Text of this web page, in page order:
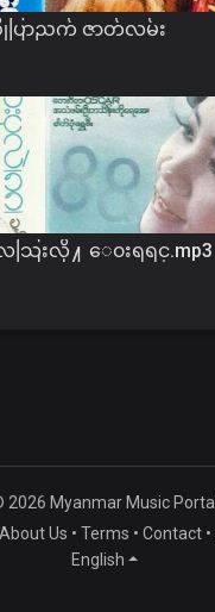
ပြာညက် ဇာတ်လမ်း
ြးလို႔ ေ၀းရရင္.mp3
2026 Myanmar Music Portal
About Us • Terms • Contact•
English